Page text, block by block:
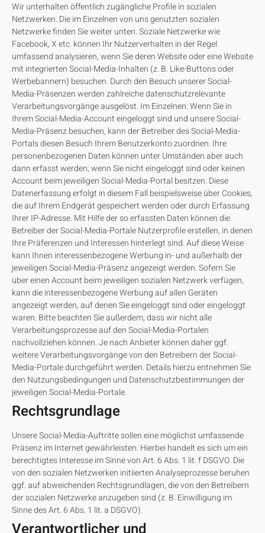
Wir unterhalten öffentlich zugängliche Profile in sozialen
Netzwerken. Die im Einzelnen von uns genutzten sozialen
Netzwerke finden Sie weiter unten. Soziale Netzwerke wie
Facebook, X etc. können Ihr Nutzerverhalten in der Regel
umfassend analysieren, wenn Sie deren Website oder eine Website
mit integrierten Social-Media-Inhalten (z. B. Like-Buttons oder
Werbebannern) besuchen. Durch den Besuch unserer Social-
Media-Präsenzen werden zahlreiche datenschutzrelevante
Verarbeitungsvorgänge ausgelöst. Im Einzelnen: Wenn Sie in
Ihrem Social-Media-Account eingeloggt sind und unsere Social-
Media-Präsenz besuchen, kann der Betreiber des Social-Media-
Portals diesen Besuch Ihrem Benutzerkonto zuordnen. Ihre
personenbezogenen Daten können unter Umständen aber auch
dann erfasst werden, wenn Sie nicht eingeloggt sind oder keinen
Account beim jeweiligen Social-Media-Portal besitzen. Diese
Datenerfassung erfolgt in diesem Fall beispielsweise über Cookies,
die auf Ihrem Endgerät gespeichert werden oder durch Erfassung
Ihrer IP-Adresse. Mit Hilfe der so erfassten Daten können die
Betreiber der Social-Media-Portale Nutzerprofile erstellen, in denen
Ihre Präferenzen und Interessen hinterlegt sind. Auf diese Weise
kann Ihnen interessenbezogene Werbung in- und außerhalb der
jeweiligen Social-Media-Präsenz angezeigt werden. Sofern Sie
über einen Account beim jeweiligen sozialen Netzwerk verfügen,
kann die interessenbezogene Werbung auf allen Geräten
angezeigt werden, auf denen Sie eingeloggt sind oder eingeloggt
waren. Bitte beachten Sie außerdem, dass wir nicht alle
Verarbeitungsprozesse auf den Social-Media-Portalen
nachvollziehen können. Je nach Anbieter können daher ggf.
weitere Verarbeitungsvorgänge von den Betreibern der Social-
Media-Portale durchgeführt werden. Details hierzu entnehmen Sie
den Nutzungsbedingungen und Datenschutzbestimmungen der
jeweiligen Social-Media-Portale.
Rechtsgrundlage
Unsere Social-Media-Auftritte sollen eine möglichst umfassende
Präsenz im Internet gewährleisten. Hierbei handelt es sich um ein
berechtigtes Interesse im Sinne von Art. 6 Abs. 1 lit. f DSGVO. Die
von den sozialen Netzwerken initiierten Analyseprozesse beruhen
ggf. auf abweichenden Rechtsgrundlagen, die von den Betreibern
der sozialen Netzwerke anzugeben sind (z. B. Einwilligung im
Sinne des Art. 6 Abs. 1 lit. a DSGVO).